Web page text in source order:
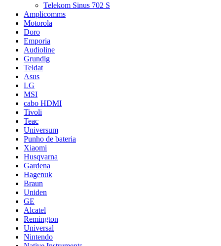
Telekom Sinus 702 S
Amplicomms
Motorola
Doro
Emporia
Audioline
Grundig
Teldat
Asus
LG
MSI
cabo HDMI
Tivoli
Teac
Universum
Punho de bateria
Xiaomi
Husqvarna
Gardena
Hagenuk
Braun
Uniden
GE
Alcatel
Remington
Universal
Nintendo